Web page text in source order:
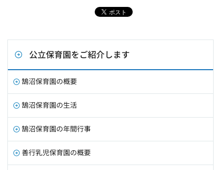
公立保育園をご紹介します
鵠沼保育園の概要
鵠沼保育園の生活
鵠沼保育園の年間行事
善行乳児保育園の概要